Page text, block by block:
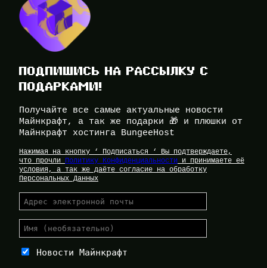
ПОДПИШИСЬ НА РАССЫЛКУ С
ПОДАРКАМИ!
Получайте все самые актуальные новости
Майнкрафт, а так же подарки 🎁 и плюшки от
Майнкрафт хостинга BungeeHost
Нажимая на кнопку ‘ Подписаться ‘ Вы подтверждаете,
что прочли Политику Конфиденциальности и принимаете её
условия, а так же даёте согласие на обработку
Персональных Данных
Новости Майнкрафт